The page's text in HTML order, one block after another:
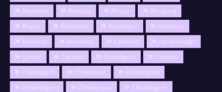
Bilashpur
Bilaspur Bilspur
Binagang
Bojpur
Bollywood Burhanpur
buseness
Business
bussiness Calendor
car knolwdge
Career
Cartoon Chandigarh
Channai
Chattisgarh
Chhatarpur
Chhatisgarh
chhatishgarh
Chhattarpur
Chhattisgarh